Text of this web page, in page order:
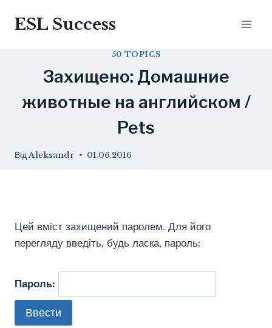
ESL Success
50 TOPICS
Захищено: Домашние
животные на английском /
Pets
ВідAleksandr 01.06.2016
Цей вміст захищений паролем. Для його
перегляду введіть, будь ласка, пароль:
Пароль: